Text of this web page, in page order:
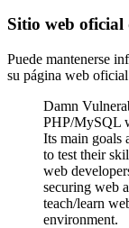
Sitio web oficial
Puede mantenerse
su página web oficial
Damn
PHP/MySQL
Its main goals
to test their
web
securing web
teach/learn
environment.